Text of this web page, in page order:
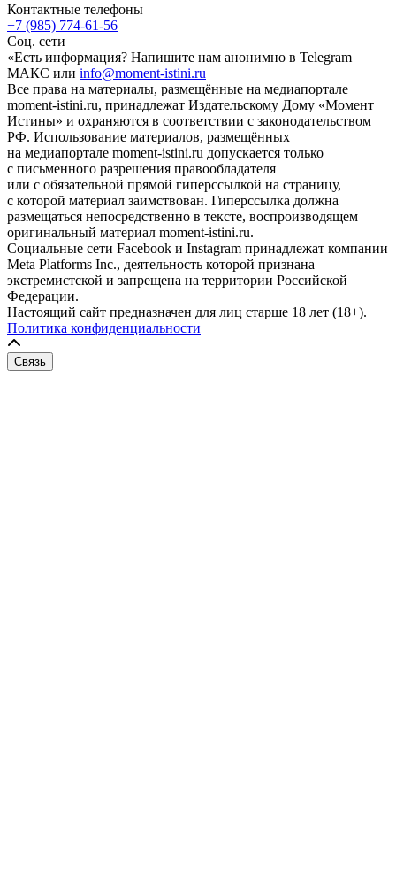
Контактные телефоны
+7 (985) 774-61-56
Соц. сети
«Есть информация? Напишите нам анонимно в Telegram
МАКС или info@moment-istini.ru
Все права на материалы, размещённые на медиапортале
moment-istini.ru, принадлежат Издательскому Дому «Момент
Истины» и охраняются в соответствии с законодательством
РФ. Использование материалов, размещённых
на медиапортале moment-istini.ru допускается только
с письменного разрешения правообладателя
или с обязательной прямой гиперссылкой на страницу,
с которой материал заимствован. Гиперссылка должна
размещаться непосредственно в тексте, воспроизводящем
оригинальный материал moment-istini.ru.
Социальные сети Facebook и Instagram принадлежат компании
Meta Platforms Inc., деятельность которой признана
экстремистской и запрещена на территории Российской
Федерации.
Настоящий сайт предназначен для лиц старше 18 лет (18+).
Политика конфиденциальности
Связь